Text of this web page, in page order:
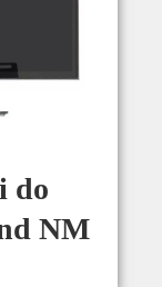
do
NM